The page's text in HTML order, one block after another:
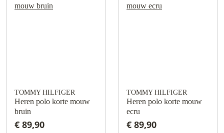
TOMMY HILFIGER
Heren polo korte mouw
bruin
€ 89,90
TOMMY HILFIGER
Heren polo korte mouw
ecru
€ 89,90